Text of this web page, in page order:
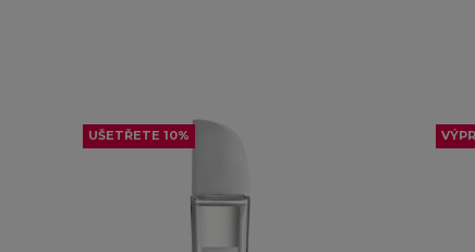
UŠETŘETE 10%